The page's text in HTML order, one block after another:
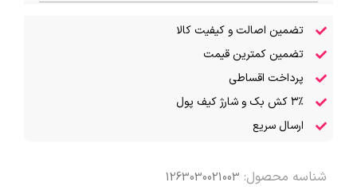
تضمین اصالت و کیفیت کالا
تضمین کمترین قیمت
پرداخت اقساطی
۳٪ کش بک و شارژ کیف پول
ارسال سریع
شناسه محصول: 1263030021003